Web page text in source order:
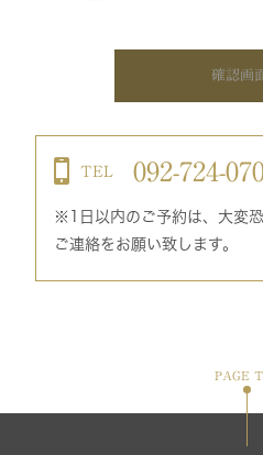
確認画
TEL 092-724-
※1日以内のご予約は、大変
ご連絡をお願い致します。
PAGE